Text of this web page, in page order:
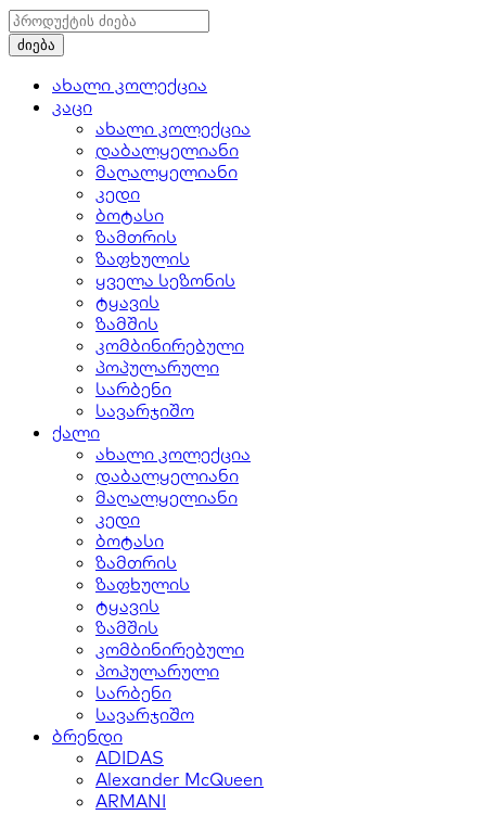
ახალი კოლექცია
კაცი
ახალი კოლექცია
დაბალყელიანი
მაღალყელიანი
კედი
ბოტასი
ზამთრის
ზაფხულის
ყველა სეზონის
ტყავის
ზამშის
კომბინირებული
პოპულარული
სარბენი
სავარჯიშო
ქალი
ახალი კოლექცია
დაბალყელიანი
მაღალყელიანი
კედი
ბოტასი
ზამთრის
ზაფხულის
ტყავის
ზამშის
კომბინირებული
პოპულარული
სარბენი
სავარჯიშო
ბრენდი
ADIDAS
Alexander McQueen
ARMANI